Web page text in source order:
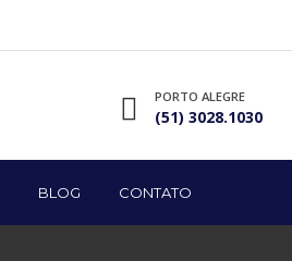
PORTO ALEGRE
(51) 3028.1030
BLOG CONTATO